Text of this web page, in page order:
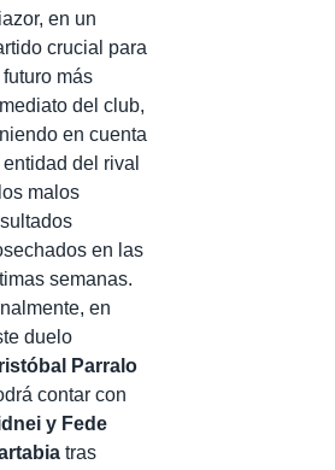
en un
crucial para
más
del club,
en cuenta
entidad del rival
malos
en las
semanas.
en
duelo
Parralo
contar con
y Fede
tras